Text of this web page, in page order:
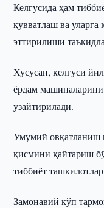
Келгусида ҳам
қувватлаш ва
эттирилиши
Хусусан, келгуси
ёрдам
узайтирилади.
Умумий овқатланиш
қисмини қайтариш
тиббиёт
Замонавий кўп